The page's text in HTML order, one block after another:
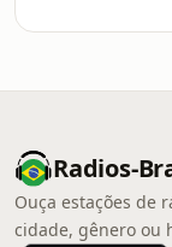
Radios-
Ouça estações de
cidade, gênero ou